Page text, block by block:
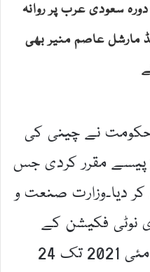
سعودی عرب پر روانہ
مارشل عاصم منیر بھی
نے چینی کی
خوردہ قیمت 88 روپے 24 پیسے مقرر کردی جس
دیا۔وزارت صنعت و
نوٹی فکیشن کے
مطابق دسمبر 2020 سے مئی 2021 تک 24